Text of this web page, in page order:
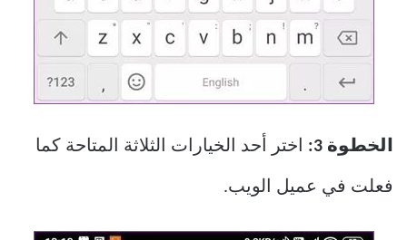
الخطوة 3: اختر أحد الخيارات الثلاثة المتاحة كما
فعلت في عميل الويب.